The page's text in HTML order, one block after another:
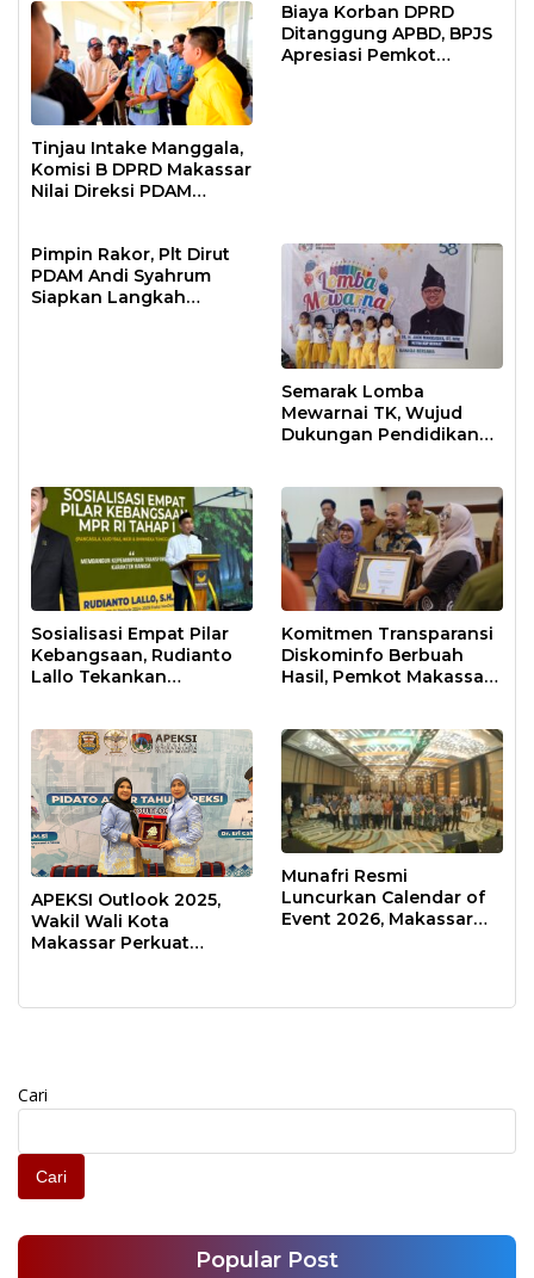
Tinjau Intake Manggala,
Komisi B DPRD Makassar
Nilai Direksi PDAM
Biaya Korban DPRD
Ditanggung APBD, BPJS
Apresiasi Pemkot
Pimpin Rakor, Plt Dirut
PDAM Andi Syahrum
Siapkan Langkah
Semarak Lomba
Mewarnai TK, Wujud
Dukungan Pendidikan
Sosialisasi Empat Pilar
Kebangsaan, Rudianto
Lallo Tekankan
Komitmen Transparansi
Diskominfo Berbuah
Hasil, Pemkot Makassar
APEKSI Outlook 2025,
Wakil Wali Kota
Makassar Perkuat
Munafri Resmi
Luncurkan Calendar of
Event 2026, Makassar
Cari
Cari
Popular Post